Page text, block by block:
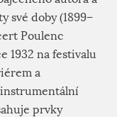
své doby (1899–
Poulenc
1932 na festivalu
a
instrumentální
prvky